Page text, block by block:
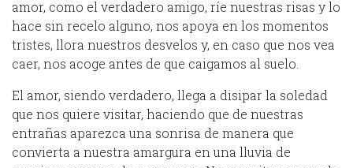
amor, como el verdadero amigo, ríe nuestras risas y lo
hace sin recelo alguno, nos apoya en los momentos
tristes, llora nuestros desvelos y, en caso que nos vea
caer, nos acoge antes de que caigamos al suelo.
El amor, siendo verdadero, llega a disipar la soledad
que nos quiere visitar, haciendo que de nuestras
entrañas aparezca una sonrisa de manera que
convierta a nuestra amargura en una lluvia de